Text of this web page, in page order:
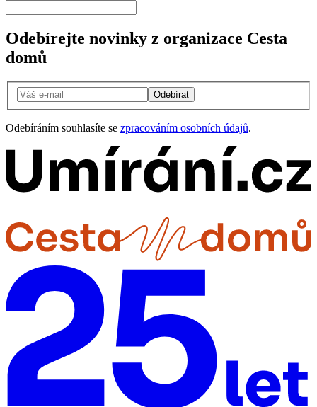
Odebírejte novinky z organizace Cesta
domů
Odebírat
Odebíráním souhlasíte se zpracováním osobních údajů.